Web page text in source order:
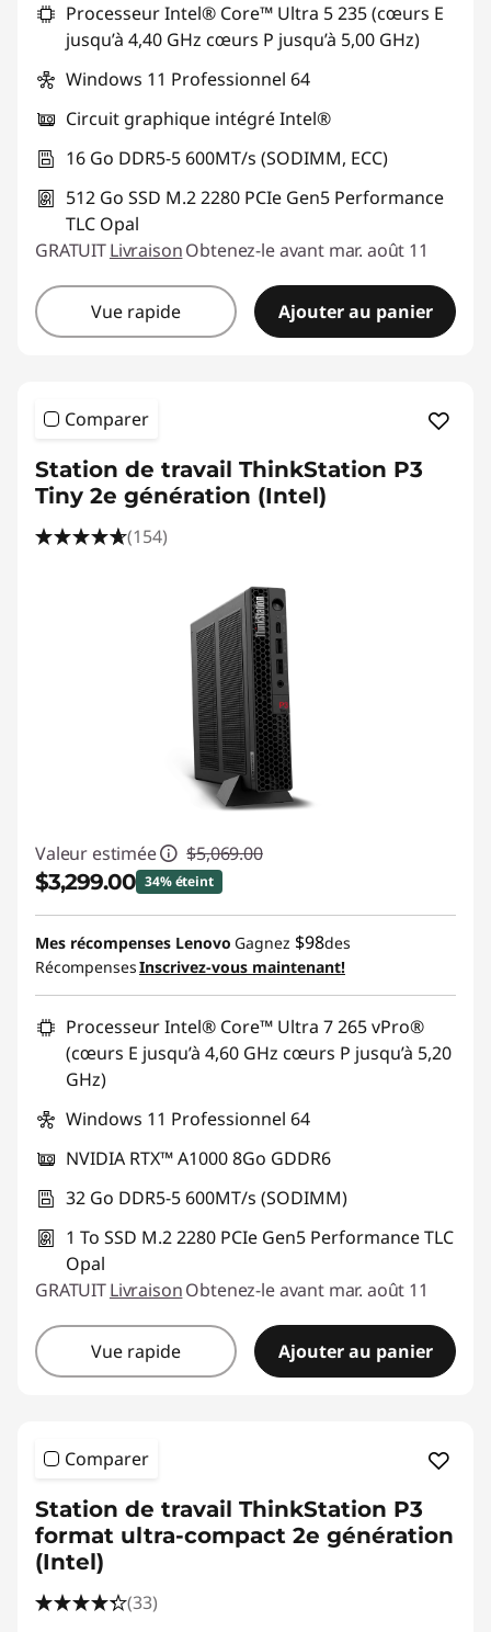
Processeur Intel® Core™ Ultra 5 235 (cœurs E
jusqu’à 4,40 GHz cœurs P jusqu’à 5,00 GHz)
Windows 11 Professionnel 64
Circuit graphique intégré Intel®
16 Go DDR5-5 600MT/s (SODIMM, ECC)
512 Go SSD M.2 2280 PCIe Gen5 Performance
TLC Opal
GRATUITLivraisonObtenez-le avant mar. août 11
Vue rapide Ajouter au panier
Comparer
Station de travail ThinkStation P3
Tiny 2e génération (Intel)
(154)
Valeur estimée $5,069.00
$3,299.00 34% éteint
Économies instantanées :-$1,770.00
Promo price: Max 5 units per order
Mes récompenses Lenovo Gagnez $98des
RécompensesInscrivez-vous maintenant!
Processeur Intel® Core™ Ultra 7 265 vPro®
(cœurs E jusqu’à 4,60 GHz cœurs P jusqu’à 5,20
GHz)
Windows 11 Professionnel 64
NVIDIA RTX™ A1000 8Go GDDR6
32 Go DDR5-5 600MT/s (SODIMM)
1 To SSD M.2 2280 PCIe Gen5 Performance TLC
Opal
GRATUITLivraisonObtenez-le avant mar. août 11
Vue rapide Ajouter au panier
Comparer
Station de travail ThinkStation P3
format ultra-compact 2e génération
(Intel)
(33)